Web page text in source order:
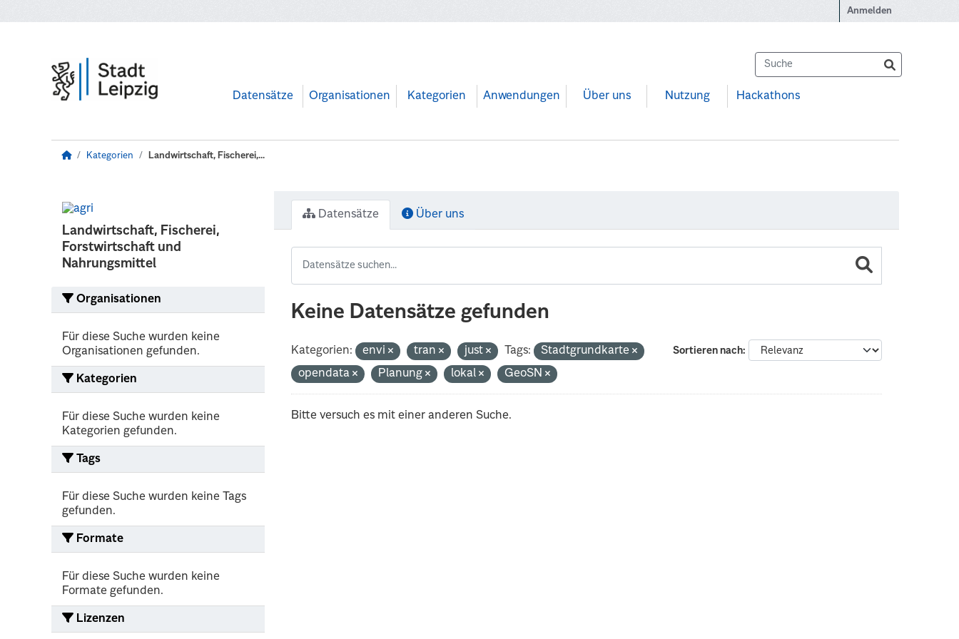
Anmelden
Datensätze Organisationen Kategorien Anwendungen Über uns Nutzung Hackathons
Kategorien Landwirtschaft, Fischerei,...
Landwirtschaft, Fischerei,
Forstwirtschaft und
Nahrungsmittel
Organisationen
Für diese Suche wurden keine
Organisationen gefunden.
Kategorien
Für diese Suche wurden keine
Kategorien gefunden.
Tags
Für diese Suche wurden keine Tags
gefunden.
Formate
Für diese Suche wurden keine
Formate gefunden.
Lizenzen
Datensätze Über uns
Keine Datensätze gefunden
Sortieren nach
Kategorien: envi tran just Tags:
Stadtgrundkarte
opendata
Planung lokal GeoSN
Bitte versuch es mit einer anderen Suche.